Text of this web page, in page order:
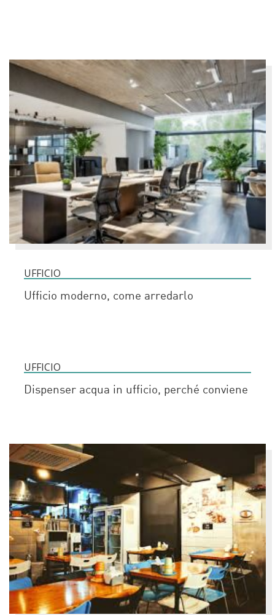
UFFICIO
Ufficio moderno, come arredarlo
UFFICIO
Dispenser acqua in ufficio, perché conviene